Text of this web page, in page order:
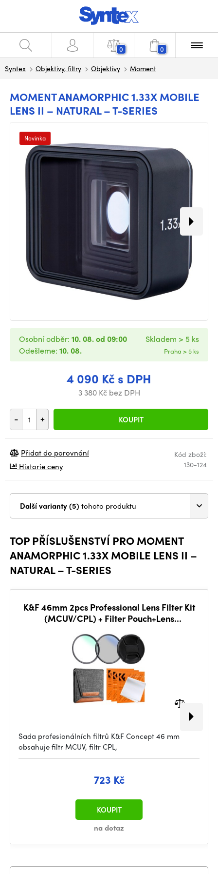
0 0
Syntex Objektivy, filtry Objektivy Moment
MOMENT ANAMORPHIC 1.33X MOBILE
LENS II – NATURAL – T-SERIES
Novinka
4 090 Kč s DPH
3 380 Kč bez DPH
- + KOUPIT
Osobní odběr: 10. 08. od 09:00
Odešleme: 10. 08.
Skladem > 5 ks
Praha > 5 ks
Kód zboží:
130-124
Přidat do porovnání
Historie ceny
Další varianty (5) tohoto produktu
TOP PŘÍSLUŠENSTVÍ PRO MOMENT
ANAMORPHIC 1.33X MOBILE LENS II –
NATURAL – T-SERIES
K&F 46mm 2pcs Professional Lens Filter Kit
(MCUV/CPL) + Filter Pouch+Lens
Sada profesionálních filtrů K&F Concept 46 mm
obsahuje filtr MCUV, filtr CPL,
723 Kč
na dotaz
KOUPIT